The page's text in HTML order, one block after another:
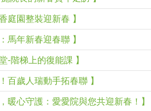
庭園整裝迎新春 】
馬年新春迎春聯 】
-階梯上的復能課 】
百歲人瑞動手拓春聯 】
暖心守護：愛愛院與您共迎新春！】